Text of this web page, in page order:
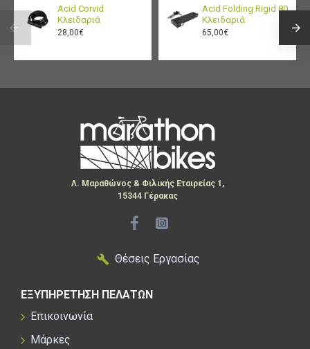
Acid Corvid
Κλειδαριά
28,00€
Acid Folding Rigid 80
Κλειδαριά
65,00€
Λ. Μαραθώνος & Φιλικής Εταιρείας 1,
15344 Γέρακας
Θέσεις Εργασίας
ΕΞΥΠΗΡΕΤΗΣΗ ΠΕΛΑΤΩΝ
Επικοινωνία
Μάρκες